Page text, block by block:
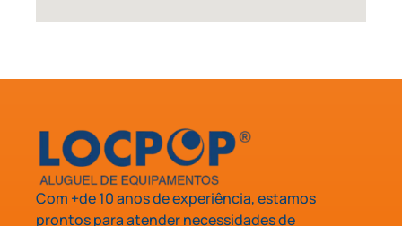
Com +de 10 anos de experiência, estamos
prontos para atender necessidades de